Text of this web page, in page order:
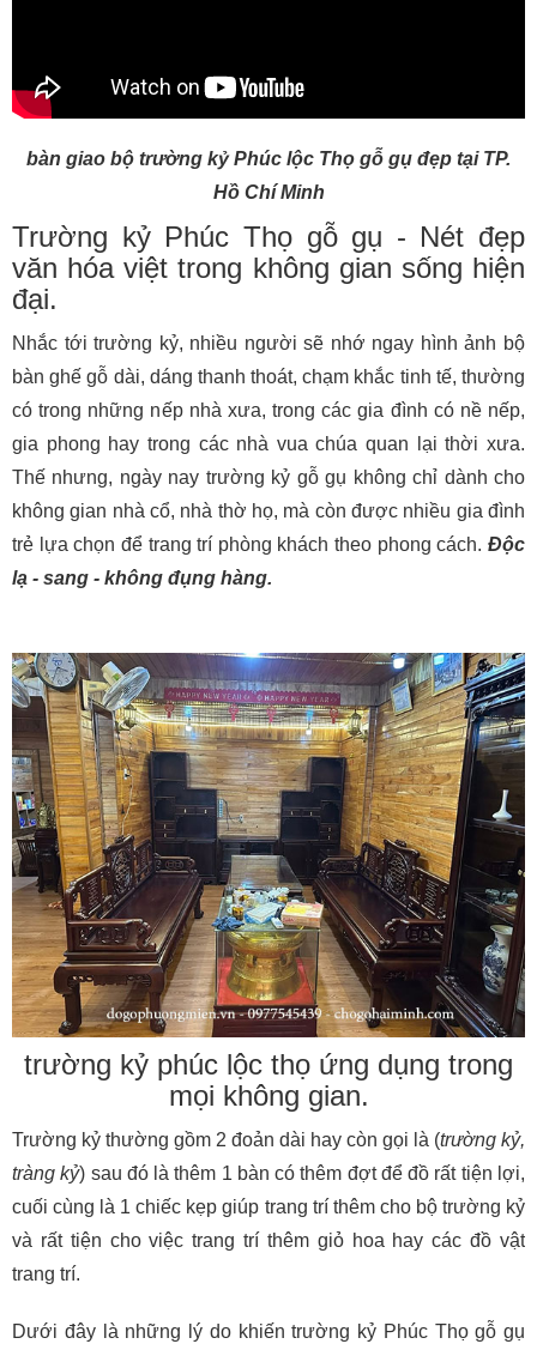
bàn giao bộ trường kỷ Phúc lộc Thọ gỗ gụ đẹp tại TP.
Hồ Chí Minh
Trường kỷ Phúc Thọ gỗ gụ - Nét đẹp
văn hóa việt trong không gian sống hiện
đại.
Nhắc tới trường kỷ, nhiều người sẽ nhớ ngay hình ảnh bộ
bàn ghế gỗ dài, dáng thanh thoát, chạm khắc tinh tế, thường
có trong những nếp nhà xưa, trong các gia đình có nề nếp,
gia phong hay trong các nhà vua chúa quan lại thời xưa.
Thế nhưng, ngày nay trường kỷ gỗ gụ không chỉ dành cho
không gian nhà cổ, nhà thờ họ, mà còn được nhiều gia đình
trẻ lựa chọn để trang trí phòng khách theo phong cách. Độc
lạ - sang - không đụng hàng.
trường kỷ phúc lộc thọ ứng dụng trong
mọi không gian.
Trường kỷ thường gồm 2 đoản dài hay còn gọi là (trường kỷ,
tràng kỷ) sau đó là thêm 1 bàn có thêm đợt để đồ rất tiện lợi,
cuối cùng là 1 chiếc kẹp giúp trang trí thêm cho bộ trường kỷ
và rất tiện cho việc trang trí thêm giỏ hoa hay các đồ vật
trang trí.
Dưới đây là những lý do khiến trường kỷ Phúc Thọ gỗ gụ